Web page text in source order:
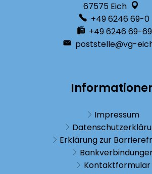
67575 Eich
+49 6246 69-0
+49 6246 69-69
poststelle@vg-
Impressum
Erklärung zur
Kontaktformular